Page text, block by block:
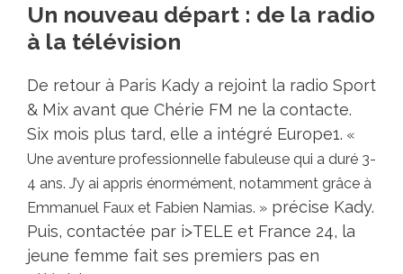
Un nouveau départ : de la radio
à la télévision
De retour à Paris Kady a rejoint la radio Sport
& Mix avant que Chérie FM ne la contacte.
Six mois plus tard, elle a intégré Europe1. «
Une aventure professionnelle fabuleuse qui a duré 3-
4 ans. J’y ai appris énormément, notamment grâce à
Emmanuel Faux et Fabien Namias. » précise Kady.
Puis, contactée par i>TELE et France 24, la
jeune femme fait ses premiers pas en